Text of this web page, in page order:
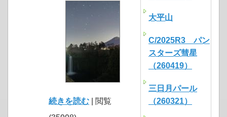
続きを読む | 閲覧
大平山
C/2025R3 パン
スターズ彗星
（260419）
三日月パール
（260321）